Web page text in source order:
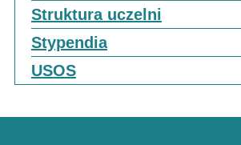
Struktura uczelni
Stypendia
USOS